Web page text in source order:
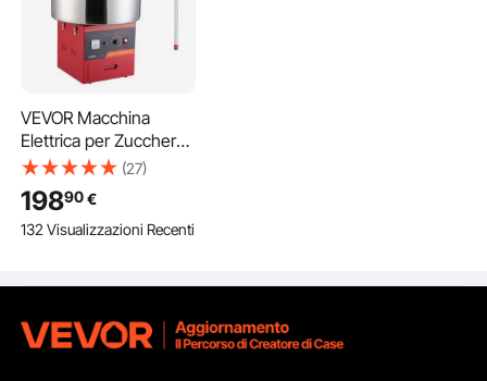
VEVOR Macchina
Elettrica per Zucchero
Filato , Macchina
Zucchero Filato da
1000 W, Coperchio,
Ciotola in Acciaio
di Bambini, Feste in
Famiglia, Rosso
(27)
19890€
132 Visualizzazioni Recenti